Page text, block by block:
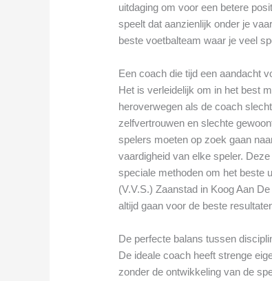
uitdaging om voor een betere
speelt dat aanzienlijk onder je
beste voetbalteam waar je veel
Een coach die tijd een aandacht
Het is verleidelijk om in het best
heroverwegen als de coach
zelfvertrouwen en slechte
spelers moeten op zoek gaan
vaardigheid van elke speler.
speciale methoden om het beste
(V.V.S.) Zaanstad in Koog Aan
altijd gaan voor de beste
De perfecte balans tussen
De ideale coach heeft strenge
zonder de ontwikkeling van de